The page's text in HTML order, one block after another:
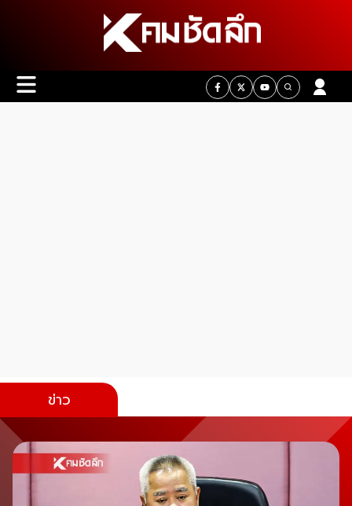
ข่าว